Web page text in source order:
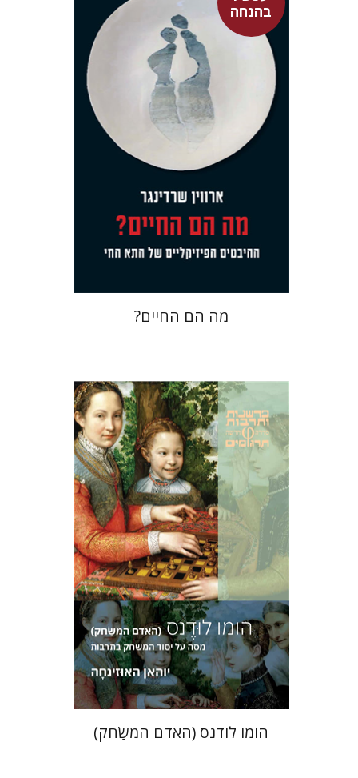
בהנחהארווין שרדינגר
אבשלום אליצור
רונה אבירם
עכשיו בהנחה
$23
מה הם החיים?
יוהאן האוזינחה
יניב חג'בי
הנחת אתר ספר מודפס
$40
$36
הומו לודנס (האדם המשַׂחק)